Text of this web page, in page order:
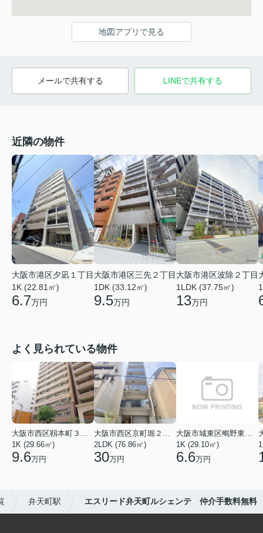
地図アプリで見る
メールで共有する LINEで共有する
近隣の物件
大阪市港区夕凪１丁目
1K (22.81㎡)
6.7万円
大阪市港区三先２丁目
1DK (33.12㎡)
9.5万円
大阪市港区波除２丁目
1LDK (37.75㎡)
13万円
よく見られている物件
大阪市西区靱本町３丁目
1K (29.66㎡)
9.6万円
大阪市西区京町堀２丁目
2LDK (76.86㎡)
30万円
大阪市城東区鴫野東３丁目
1K (29.10㎡)
6.6万円
弁天町駅 エスリード弁天町ルシェンテ 仲介手数料無料